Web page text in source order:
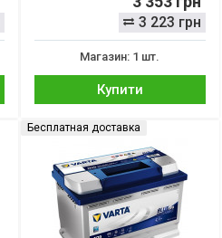
3 223 грн
Магазин: 1 шт.
Купити
Бесплатная доставка